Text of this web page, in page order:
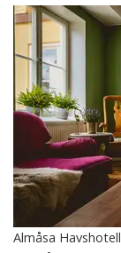
Almåsa